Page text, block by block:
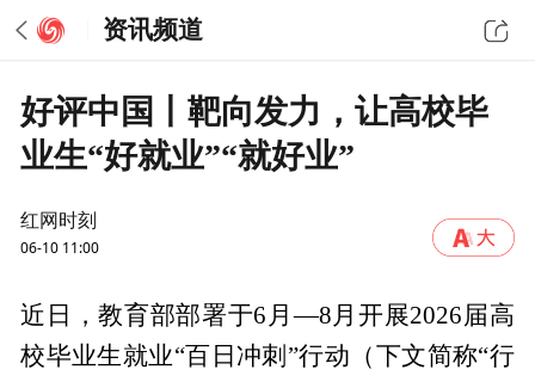
资讯频道
好评中国丨靶向发力，让高校毕
业生“好就业”“就好业”
红网时刻
06-10 11:00
近日，教育部部署于6月—8月开展2026届高
校毕业生就业“百日冲刺”行动（下文简称“行